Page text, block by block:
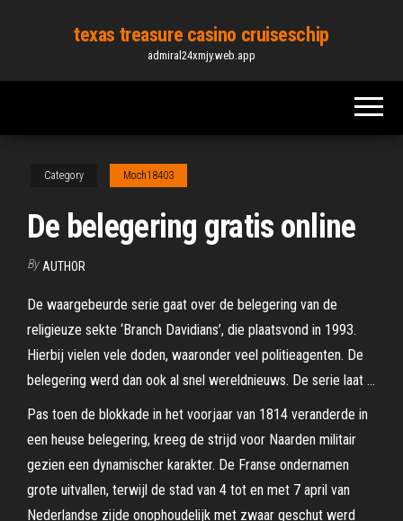
content
texas treasure casino cruiseschip
admiral24xmjy.web.app
Category Moch18403
De belegering gratis online
By AUTHOR
De waargebeurde serie gaat over de belegering van de
religieuze sekte ‘Branch Davidians’, die plaatsvond in 1993.
Hierbij vielen vele doden, waaronder veel politieagenten. De
belegering werd dan ook al snel wereldnieuws. De serie laat …
Pas toen de blokkade in het voorjaar van 1814 veranderde in
een heuse belegering, kreeg de strijd voor Naarden militair
gezien een dynamischer karakter. De Franse ondernamen
grote uitvallen, terwijl de stad van 4 tot en met 7 april van
Nederlandse zijde onophoudelijk met zwaar geschut werd